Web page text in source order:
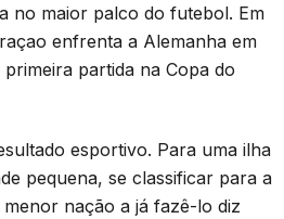
no maior palco do futebol. Em
enfrenta a Alemanha em
partida na Copa do
esportivo. Para uma ilha
pequena, se classificar para a
nação a já fazê-lo diz